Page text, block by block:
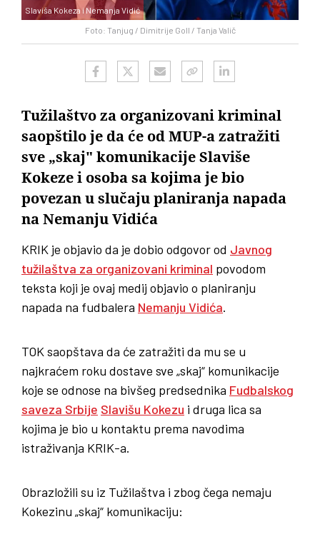
Foto: Tanjug / Dimitrije Goll / Tanja Valič
Slaviša Kokeza i Nemanja Vidić
Tužilaštvo za organizovani kriminal
saopštilo je da će od MUP-a zatražiti
sve „skaj" komunikacije Slaviše
Kokeze i osoba sa kojima je bio
povezan u slučaju planiranja napada
na Nemanju Vidića
KRIK je objavio da je dobio odgovor od Javnog
tužilaštva za organizovani kriminal povodom
teksta koji je ovaj medij objavio o planiranju
napada na fudbalera Nemanju Vidića.
TOK saopštava da će zatražiti da mu se u
najkraćem roku dostave sve „skaj“ komunikacije
koje se odnose na bivšeg predsednika Fudbalskog
saveza Srbije Slavišu Kokezu i druga lica sa
kojima je bio u kontaktu prema navodima
istraživanja KRIK-a.
Obrazložili su iz Tužilaštva i zbog čega nemaju
Kokezinu „skaj“ komunikaciju: